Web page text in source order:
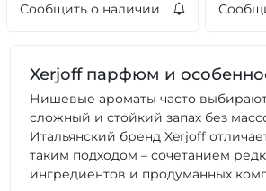
Сообщить о наличии
Xerjoff парфюм и
Нишевые ароматы часто
сложный и стойкий запах без
Итальянский бренд Xerjoff
таким подходом – сочетанием
ингредиентов и продуманных